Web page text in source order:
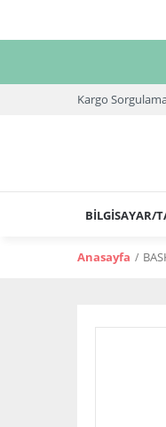
Kargo
BİLGİSAYAR/
Anasayfa